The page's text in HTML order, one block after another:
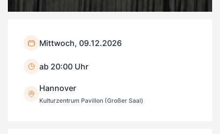
Mittwoch, 09.12.2026
ab 20:00 Uhr
Hannover
Kulturzentrum Pavillon (Großer Saal)